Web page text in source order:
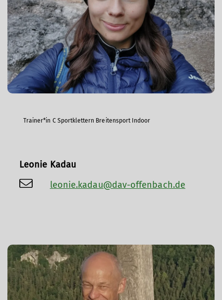
Trainer*in C Sportklettern Breitensport Indoor
Leonie Kadau
leonie.kadau@dav-offenbach.de